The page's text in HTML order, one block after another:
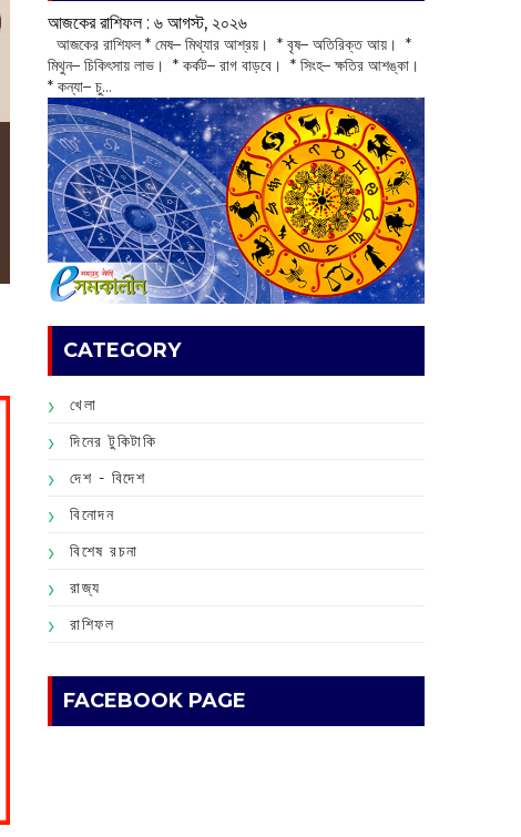
আজকের রাশিফল :‌ ‌‌৬ আগস্ট, ২০২৬
‌ আজকের রাশিফল * মেষ– মিথ্যার আশ্রয়। * বৃষ– অতিরিক্ত আয়। *
মিথুন– চিকিৎসায় লাভ। * কর্কট– রাগ বাড়বে। * সিংহ– ক্ষতির আশঙ্কা।
* কন্যা– চু...
CATEGORY
খেলা
দিনের টুকিটাকি
দেশ - বিদেশ
বিনোদন
বিশেষ রচনা
রাজ্য
রাশিফল
FACEBOOK PAGE